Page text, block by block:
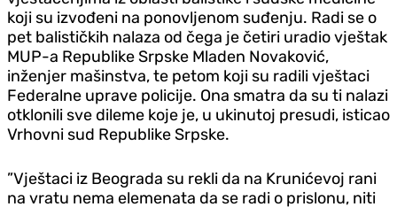
koji su izvođeni na ponovljenom suđenju. Radi se o
pet balističkih nalaza od čega je četiri uradio vještak
MUP-a Republike Srpske Mladen Novaković,
inženjer mašinstva, te petom koji su radili vještaci
Federalne uprave policije. Ona smatra da su ti nalazi
otklonili sve dileme koje je, u ukinutoj presudi, isticao
Vrhovni sud Republike Srpske.
”Vještaci iz Beograda su rekli da na Krunićevoj rani
na vratu nema elemenata da se radi o prislonu, niti